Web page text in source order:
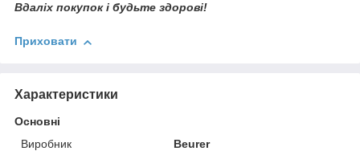
Вдаліх покупок і будьте здорові!
Приховати
Характеристики
Основні
Виробник
Beurer